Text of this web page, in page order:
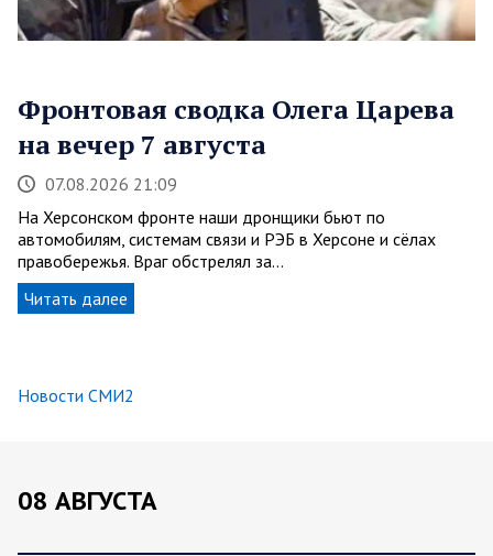
Фронтовая сводка Олега Царева
на вечер 7 августа
07.08.2026 21:09
На Херсонском фронте наши дронщики бьют по
автомобилям, системам связи и РЭБ в Херсоне и сёлах
правобережья. Враг обстрелял за…
Читать далее
Новости СМИ2
08 АВГУСТА